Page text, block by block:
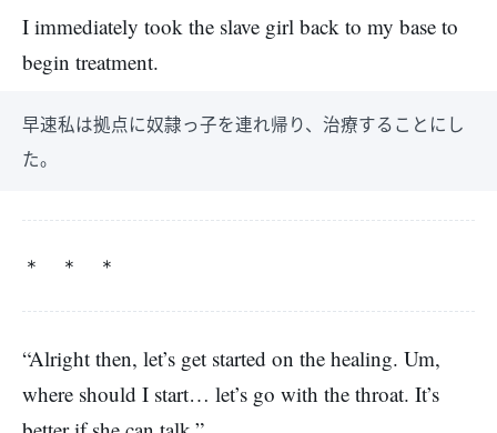
I immediately took the slave girl back to my base to
begin treatment.
早速私は拠点に奴隷っ子を連れ帰り、治療することにし
た。
＊ ＊ ＊
“Alright then, let’s get started on the healing. Um,
where should I start… let’s go with the throat. It’s